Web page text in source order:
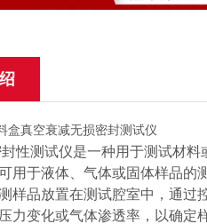
测试仪是一种用于测试材料
用于液体、气体或固体样品的
样品放置在测试腔室中，通过
力变化或气体渗透率，以确定